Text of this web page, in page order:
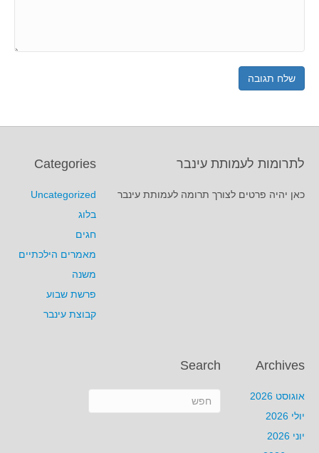
לתרומות לעמותת עינבר
כאן יהיה פרטים לצורך תרומה לעמותת עינבר
Categories
Uncategorized
בלוג
חגים
מאמרים הילכתיים
משנה
פרשת שבוע
קבוצת עינבר
Archives
אוגוסט 2026
יולי 2026
יוני 2026
Search